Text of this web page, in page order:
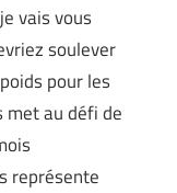
vais vous
soulever
pour les
met au défi de
représente